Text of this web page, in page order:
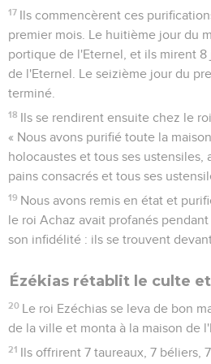
17 Ils commencèrent ces
premier mois. Le huitième jour du
portique de l'Eternel, et ils mirent 8
de l'Eternel. Le seizième jour du
terminé.
18 Ils se rendirent ensuite chez le
« Nous avons purifié toute la
holocaustes et tous ses ustensiles,
pains consacrés et tous ses
19 Nous avons remis en état et
le roi Achaz avait profanés
son infidélité : ils se trouvent
Ézékias rétablit le culte
20 Le roi Ezéchias se leva de bon
de la ville et monta à la maison de
21 Ils offrirent 7 taureaux, 7 béliers,